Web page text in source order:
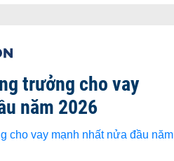
trưởng cho vay
năm 2026